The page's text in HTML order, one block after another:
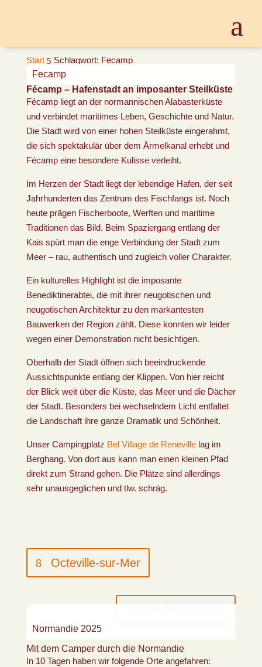
Start 5 Schlagwort: Fecamp
Fecamp
Fécamp – Hafenstadt an imposanter Steilküste
Fécamp liegt an der normannischen Alabasterküste
und verbindet maritimes Leben, Geschichte und Natur.
Die Stadt wird von einer hohen Steilküste eingerahmt,
die sich spektakulär über dem Ärmelkanal erhebt und
Fécamp eine besondere Kulisse verleiht.
Im Herzen der Stadt liegt der lebendige Hafen, der seit
Jahrhunderten das Zentrum des Fischfangs ist. Noch
heute prägen Fischerboote, Werften und maritime
Traditionen das Bild. Beim Spaziergang entlang der
Kais spürt man die enge Verbindung der Stadt zum
Meer – rau, authentisch und zugleich voller Charakter.
Ein kulturelles Highlight ist die imposante
Benediktinerabtei, die mit ihrer neugotischen und
neugotischen Architektur zu den markantesten
Bauwerken der Region zählt. Diese konnten wir leider
wegen einer Demonstration nicht besichtigen.
Oberhalb der Stadt öffnen sich beeindruckende
Aussichtspunkte entlang der Klippen. Von hier reicht
der Blick weit über die Küste, das Meer und die Dächer
der Stadt. Besonders bei wechselndem Licht entfaltet
die Landschaft ihre ganze Dramatik und Schönheit.
Unser Campingplatz Bel Village de Renevillelag im
Berghang. Von dort aus kann man einen kleinen Pfad
direkt zum Strand gehen. Die Plätze sind allerdings
sehr unausgeglichen und tlw. schräg.
Octeville-sur-Mer
Normandie 2025
Mit dem Camper durch die Normandie
In 10 Tagen haben wir folgende Orte angefahren: